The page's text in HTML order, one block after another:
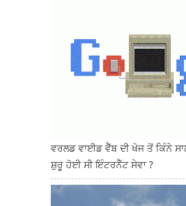
ਵਰਲਡ ਵਾਈਡ ਵੈੱਬ ਦੀ ਖੋਜ ਤੋਂ ਕਿੰਨੇ
ਸ਼ੁਰੂ ਹੋਈ ਸੀ ਇੰਟਰਨੈੱਟ ਸੇਵਾ ?